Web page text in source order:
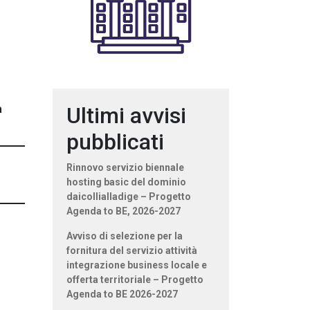
Ultimi avvisi
pubblicati
Rinnovo servizio biennale
hosting basic del dominio
daicollialladige – Progetto
Agenda to BE, 2026-2027
Avviso di selezione per la
fornitura del servizio attività
integrazione business locale e
offerta territoriale – Progetto
Agenda to BE 2026-2027